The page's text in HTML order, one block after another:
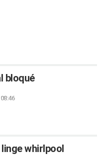
bloqué
whirlpool